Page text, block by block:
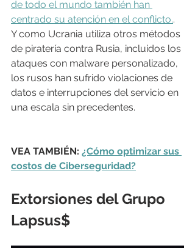
de todo el mundo también han
centrado su atención en el conflicto..
Y como Ucrania utiliza otros métodos
de piratería contra Rusia, incluidos los
ataques con malware personalizado,
los rusos han sufrido violaciones de
datos e interrupciones del servicio en
una escala sin precedentes.
VEA TAMBIÉN: ¿Cómo optimizar sus
costos de Ciberseguridad?
Extorsiones del Grupo
Lapsus$